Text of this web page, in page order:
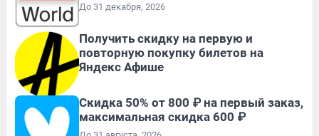
До 31 декабря, 2026
Получить скидку на первую и
повторную покупку билетов на
Яндекс Афише
Скидка 50% от 800 ₽ на первый заказ,
максимальная скидка 600 ₽